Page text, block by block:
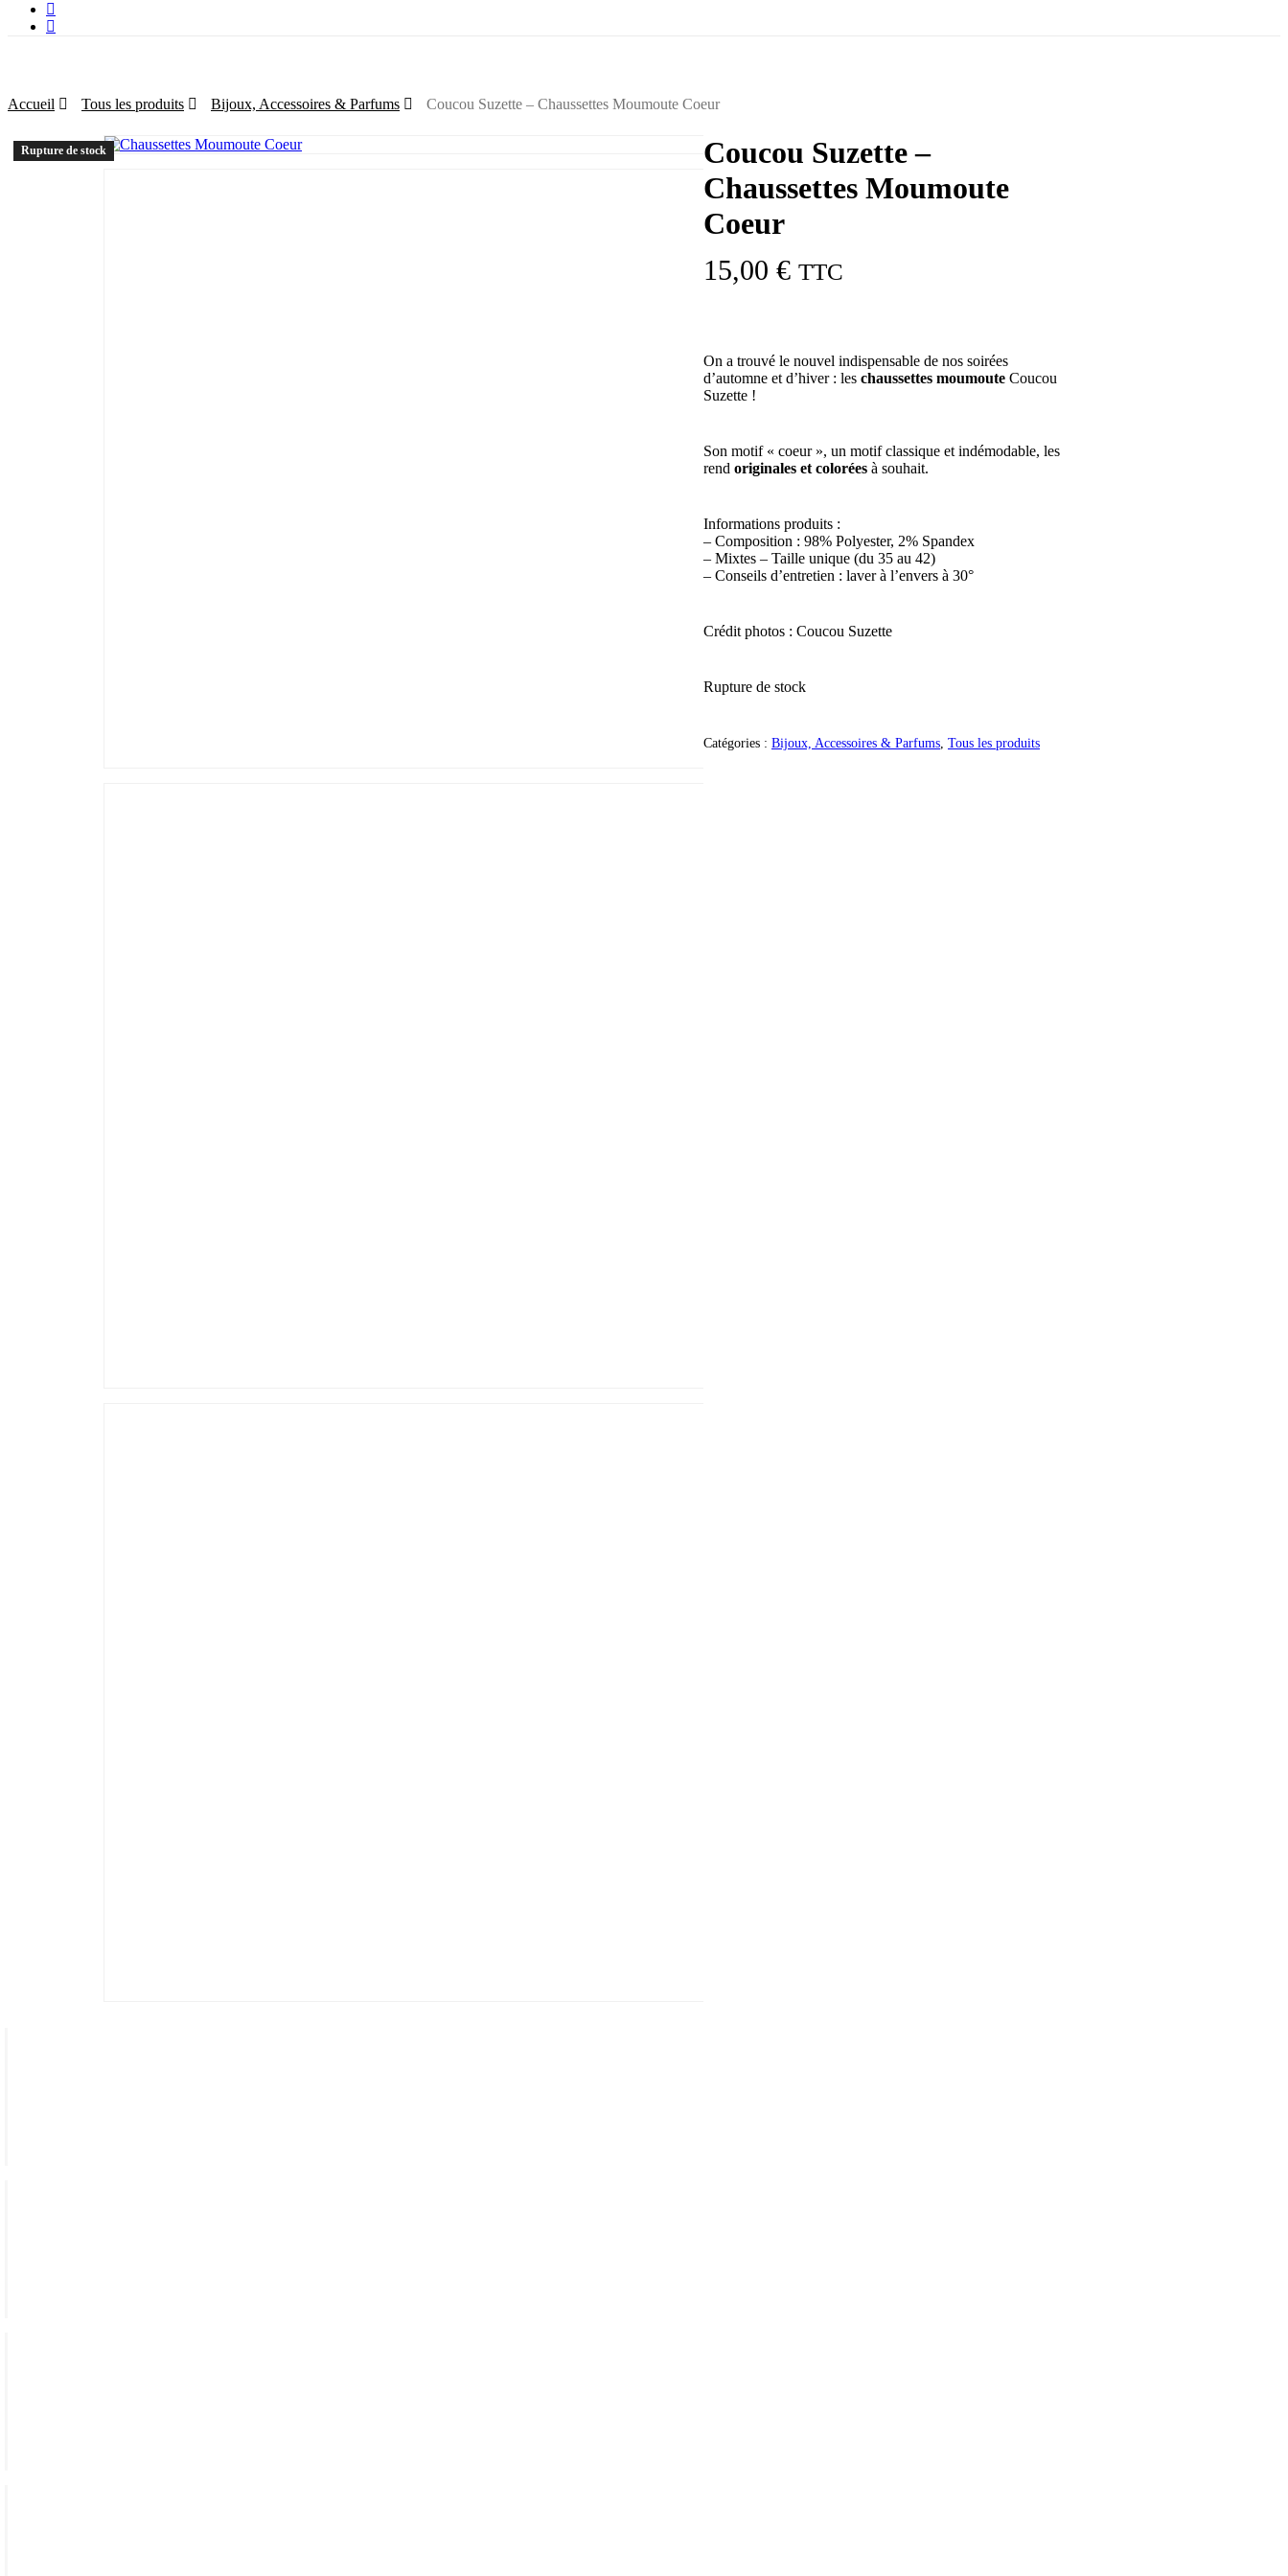
facebook
instagram
Accueil Tous les produits Bijoux, Accessoires & Parfums Coucou Suzette – Chaussettes Moumoute Coeur
Rupture de stock
Coucou Suzette –
Chaussettes Moumoute
Coeur
15,00 € TTC
On a trouvé le nouvel indispensable de nos soirées
d’automne et d’hiver : les chaussettes moumoute Coucou
Suzette !
Son motif « coeur », un motif classique et indémodable, les
rend originales et colorées à souhait.
Informations produits :
– Composition : 98% Polyester, 2% Spandex
– Mixtes – Taille unique (du 35 au 42)
– Conseils d’entretien : laver à l’envers à 30°
Crédit photos : Coucou Suzette
Rupture de stock
Catégories : Bijoux, Accessoires & Parfums, Tous les produits